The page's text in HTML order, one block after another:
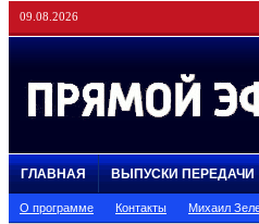
09.08.2026
ГЛАВНАЯ ВЫПУСКИ ПЕРЕДАЧИ
О программе Контакты Михаил